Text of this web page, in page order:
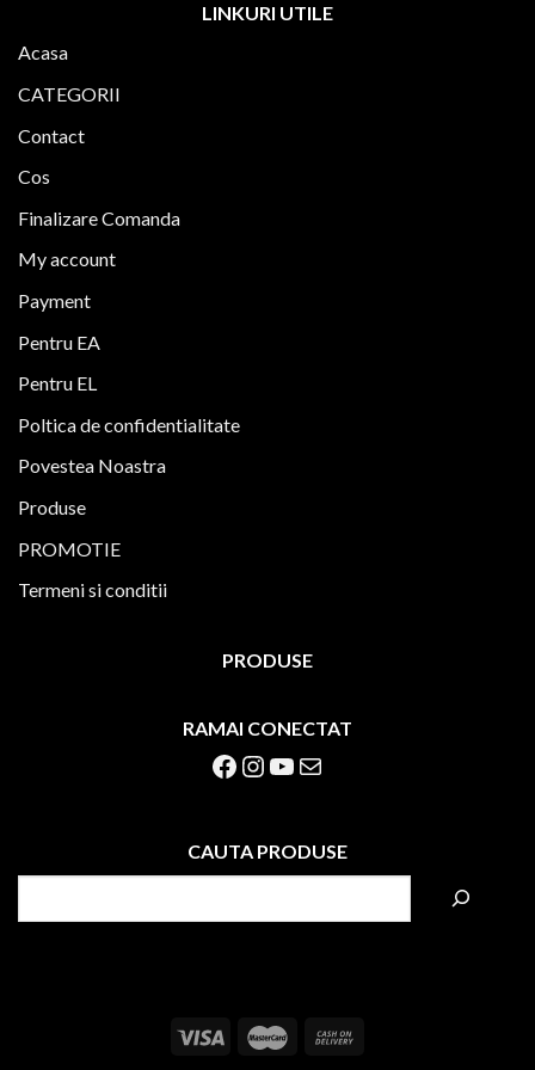
LINKURI UTILE
Acasa
CATEGORII
Contact
Cos
Finalizare Comanda
My account
Payment
Pentru EA
Pentru EL
Poltica de confidentialitate
Povestea Noastra
Produse
PROMOTIE
Termeni si conditii
PRODUSE
RAMAI CONECTAT
Facebook Instagram YouTube Mail
CAUTA PRODUSE